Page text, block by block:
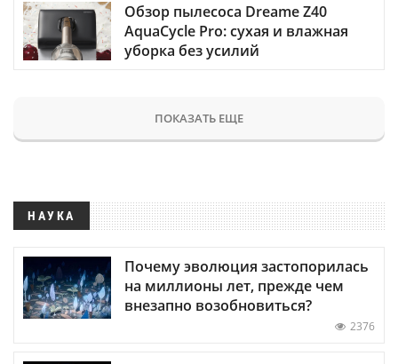
Обзор пылесоса Dreame Z40
AquaCycle Pro: сухая и влажная
уборка без усилий
ПОКАЗАТЬ ЕЩЕ
НАУКА
Почему эволюция застопорилась
на миллионы лет, прежде чем
внезапно возобновиться?
2376